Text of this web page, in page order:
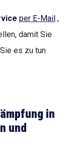
per E-Mail ,
damit Sie
es zu tun
in
und